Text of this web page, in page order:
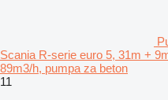
Scania R-serie euro 5, 31m +
89m3/h, pumpa za beton
11